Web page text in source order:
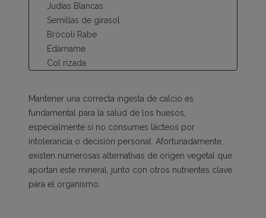
Judías Blancas
Semillas de girasol
Brócoli Rabe
Edamame
Col rizada
Acerca de la dieta rica en calcio sin lácteos
¿Por qué es importante la vitamina D3 para el
¿Quién debería tomar suplementos de calcio y
¿Por qué elegir gominolas de calcio y vitamina
Mantener una correcta ingesta de calcio es
fundamental para la salud de los huesos,
especialmente si no consumes lácteos por
intolerancia o decisión personal. Afortunadamente,
existen numerosas alternativas de origen vegetal que
aportan este mineral, junto con otros nutrientes clave
para el organismo.